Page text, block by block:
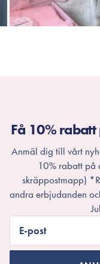
Få 10%
Anmäl dig till vårt
10% rabatt
skräppostmapp)
andra erbjudanden
E-post